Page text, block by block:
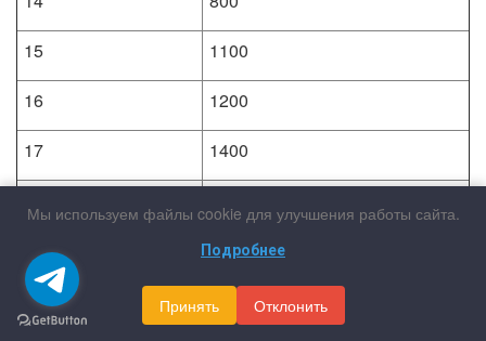
15
1100
16
1200
17
1400
19
2200
20
2600
Мы используем файлы cookie для улучшения работы сайта.
Подробнее
Принять Отклонить